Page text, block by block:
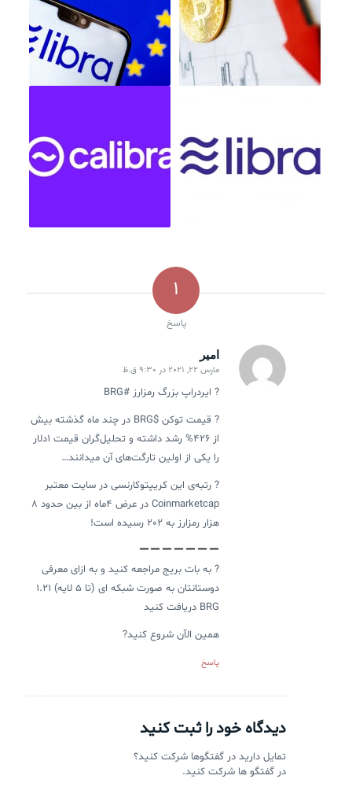
1
پاسخ
امیر
گفته:
مارس 22, 2021 در 9:30 ق.ظ
? ایردراپ بزرگ رمزارز #BRG
? قیمت توکن $BRG در چند ماه گذشته بیش
از 426% رشد داشته و تحلیل‌گران قیمت 1دلار
را یکی از اولین تارگت‌های آن میدانند…
? رتبه‌ی این کریپتوکارنسی در سایت معتبر
Coinmarketcap در عرض ۴ماه از بین حدود 8
هزار رمزارز به 202 رسیده است!
? به بات بریج مراجعه کنید و به ازای معرفی
دوستانتان به صورت شبکه ای (تا 5 لایه) 1.21
BRG دریافت کنید
همین الآن شروع کنید?
پاسخ
دیدگاه خود را ثبت کنید
تمایل دارید در گفتگوها شرکت کنید؟
در گفتگو ها شرکت کنید.